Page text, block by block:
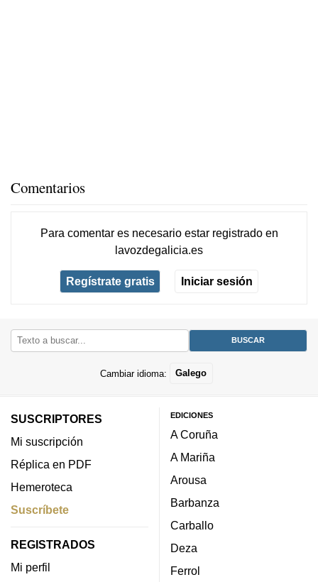
Comentarios
Para comentar es necesario estar registradoen
lavozdegalicia.es
Regístrate gratis Iniciar sesión
Cambiar idioma: Galego
SUSCRIPTORES
Mi suscripción
Réplica en PDF
Hemeroteca
Suscríbete
REGISTRADOS
Mi perfil
EDICIONES
A Coruña
A Mariña
Arousa
Barbanza
Carballo
Deza
Ferrol